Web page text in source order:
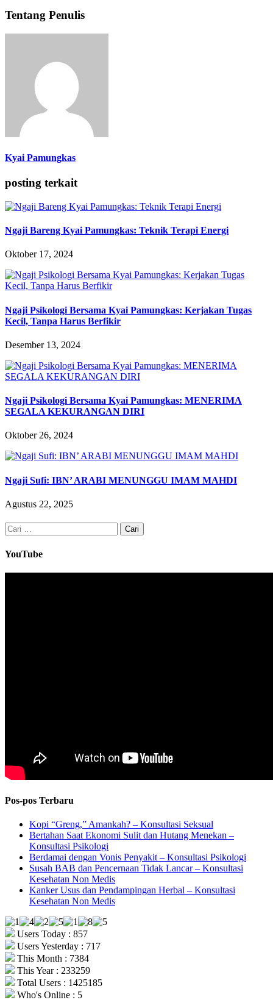
Tentang Penulis
Kyai Pamungkas
posting terkait
Ngaji Bareng Kyai Pamungkas: Teknik Terapi Energi
Oktober 17, 2024
Ngaji Psikologi Bersama Kyai Pamungkas: Kerjakan Tugas
Kecil, Tanpa Harus Berfikir
Desember 13, 2024
Ngaji Psikologi Bersama Kyai Pamungkas: MENERIMA
SEGALA KEKURANGAN DIRI
Oktober 26, 2024
Ngaji Sufi: IBN’ ARABI MENUNGGU IMAM MAHDI
Agustus 22, 2025
Cari
untuk:
YouTube
Pos-pos Terbaru
Kopi “Greng,” Amankah? – Konsultasi Seksual
Bertahan Saat Ekonomi Sulit dan Hutang Menekan –
Konsultasi Psikologi
Berdamai dengan Vonis Penyakit – Konsultasi Psikologi
Susah BAB dan Pencernaan Tidak Lancar – Konsultasi
Kesehatan Non Medis
Kanker Usus dan Pendampingan Herbal – Konsultasi
Kesehatan Non Medis
Users Today : 857
Users Yesterday : 717
This Month : 7384
This Year : 233259
Total Users : 1425185
Who's Online : 5